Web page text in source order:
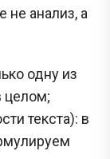
не анализ, а
одну из
целом;
текста): в